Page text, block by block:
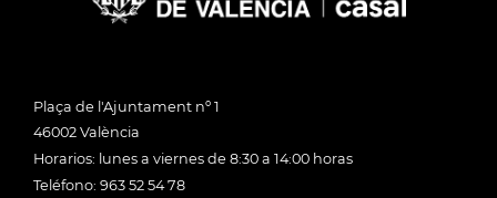
Plaça de l'Ajuntament nº 1
46002 València
Horarios: lunes a viernes de 8:30 a 14:00 horas
Teléfono: 963 52 54 78